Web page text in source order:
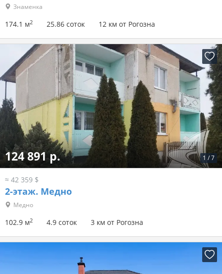
Знаменка
174.1 м2 25.86 соток 12 км от Рогозна
1 /7
124 891 р.
≈ 42 359 $
2-этаж. Медно
Медно
102.9 м2 4.9 соток 3 км от Рогозна